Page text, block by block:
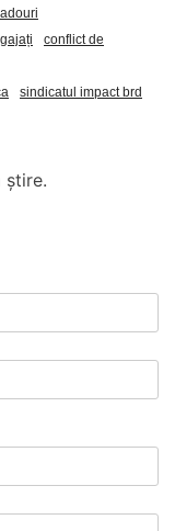
conflict de
sindicatul impact brd
știre.